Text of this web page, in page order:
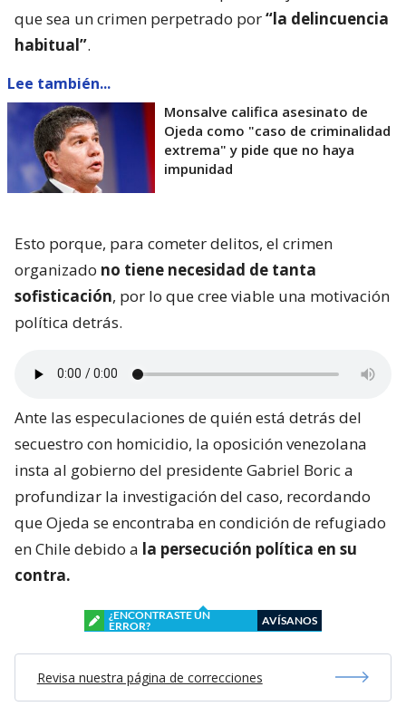
que sea un crimen perpetrado por“la delincuencia
habitual”.
Lee también...
Monsalve califica asesinato de
Ojeda como "caso de criminalidad
extrema" y pide que no haya
impunidad
Esto porque, para cometer delitos, el crimen
organizado no tiene necesidad de tanta
sofisticación, por lo que cree viable una motivación
política detrás.
Ante las especulaciones de quién está detrás del
secuestro con homicidio, la oposición venezolana
insta al gobierno del presidente Gabriel Boric a
profundizar la investigación del caso, recordando
que Ojeda se encontraba en condición de refugiado
en Chile debido a la persecución política en su
contra.
¿ENCONTRASTE UN
ERROR?
AVÍSANOS
Revisa nuestra página de correcciones